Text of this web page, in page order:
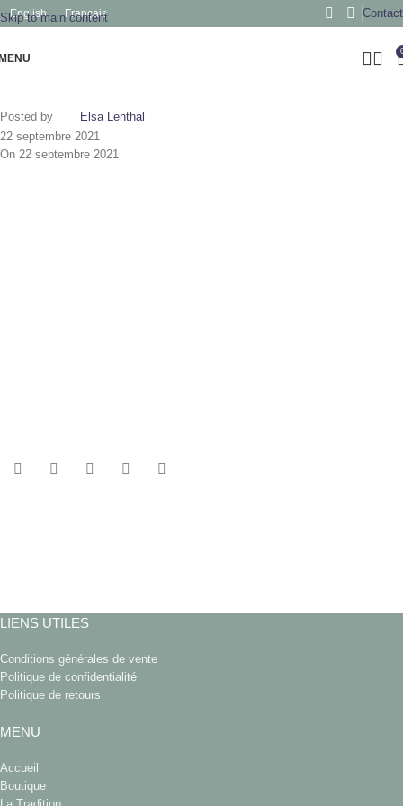
Skip to main content
English Français Contact
Posted by
Elsa Lenthal
22 septembre 2021
On 22 septembre 2021
LIENS UTILES
Conditions générales de vente
Politique de confidentialité
Politique de retours
MENU
Accueil
Boutique
La Tradition